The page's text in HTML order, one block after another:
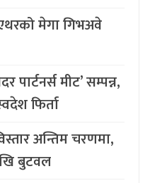
मेगा गिभअवे
पार्टनर्स मीट’ सम्पन्न,
फिर्ता
अन्तिम चरणमा,
बुटवल